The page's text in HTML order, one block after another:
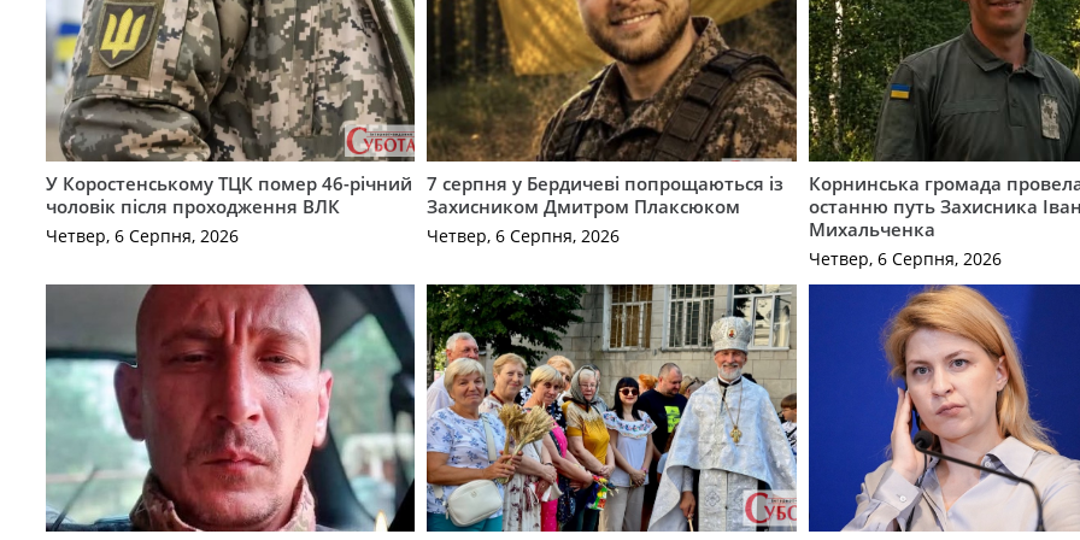
У Коростенському ТЦК помер 46-річний
чоловік після проходження ВЛК
Четвер, 6 Серпня, 2026
7 серпня у Бердичеві попрощаються із
Захисником Дмитром Плаксюком
Четвер, 6 Серпня, 2026
Корнинська громада
останню путь Захисника
Михальченка
Четвер, 6 Серпня, 2026